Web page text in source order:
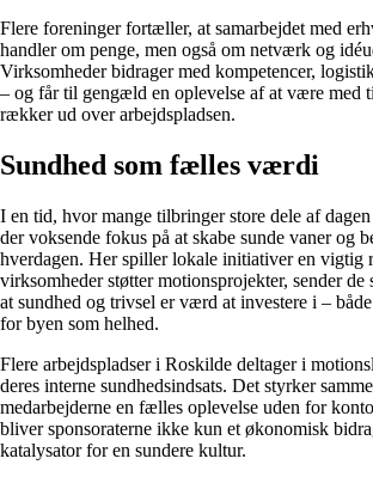
Flere foreninger fortæller, at samarbejdet med
handler om penge, men også om netværk og
Virksomheder bidrager med kompetencer,
– og får til gengæld en oplevelse af at være med
rækker ud over arbejdspladsen.
Sundhed som fælles værdi
I en tid, hvor mange tilbringer store dele af
der voksende fokus på at skabe sunde vaner og
hverdagen. Her spiller lokale initiativer en vigtig
virksomheder støtter motionsprojekter, sender de
at sundhed og trivsel er værd at investere i –
for byen som helhed.
Flere arbejdspladser i Roskilde deltager i
deres interne sundhedsindsats. Det styrker
medarbejderne en fælles oplevelse uden for
bliver sponsoraterne ikke kun et økonomisk
katalysator for en sundere kultur.